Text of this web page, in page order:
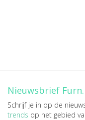
Nieuwsbrief
Schrijf je in op de
trends op het gebied